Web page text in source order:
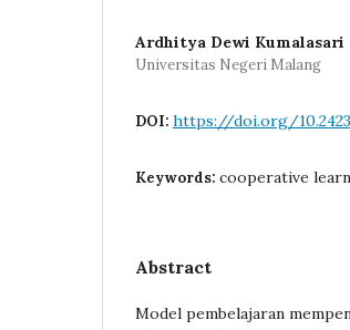
Ardhitya Dewi Kumalasari
Universitas Negeri Malang
DOI: https://doi.org/
Keywords: cooperative
Abstract
Model pembelajaran